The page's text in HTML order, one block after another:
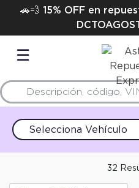
🚗💨 15% OFF en
☰
Selecciona Vehículo
32